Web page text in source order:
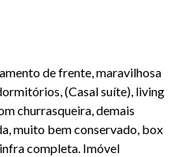
de frente, maravilhosa
(Casal suíte), living
churrasqueira, demais
muito bem conservado, box
completa. Imóvel